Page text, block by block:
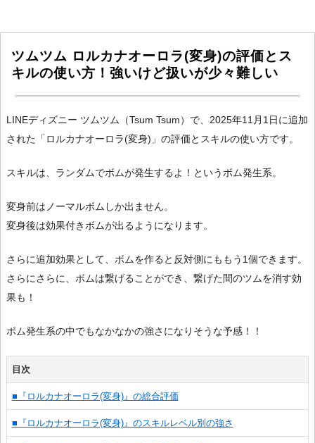
ツムツム ロルカナオーロラ(変身)の評価とス
キルの使い方！強いけど扱いが少々難しい
LINEディズニー ツムツム（Tsum Tsum）で、2025年11月1日に追加
された「ロルカナオーロラ(変身)」の評価とスキルの使い方です。
スキルは、ランダムでボムが発生するよ！というボム発生系。
変身前はノーマルボムしか出ません。
変身後は効果付きボムが出るようになります。
さらに追加効果として、ボムを作ると反対側にももう1個できます。
さらにさらに、ボムは繋げることができ、繋げた間のツムを消す効
果も！
ボム発生系の中でもなかなかの強さになりそうな予感！！
目次
■『ロルカナオーロラ(変身)』の総合評価
■『ロルカナオーロラ(変身)』のスキルレベル別の強さ